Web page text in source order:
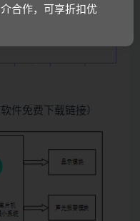
件免费下载链接）
合作，可享折扣优